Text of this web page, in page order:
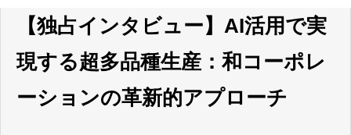
【独占インタビュー】AI活用で実
現する超多品種生産：和コーポレ
ーションの革新的アプローチ